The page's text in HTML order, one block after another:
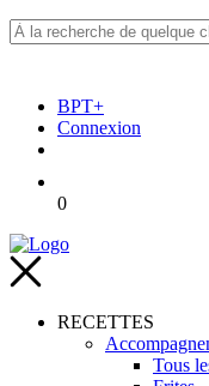
BPT+
Connexion
0
RECETTES
Tous